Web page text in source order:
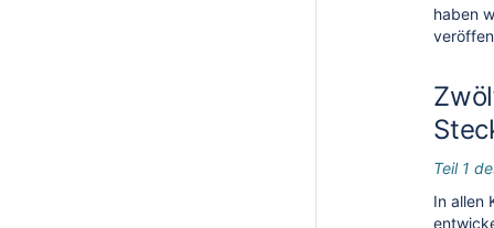
haben
Teil 1
In allen